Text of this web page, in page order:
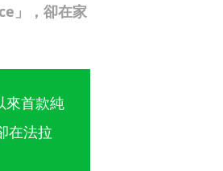
」，卻在家
來首款純
在法拉